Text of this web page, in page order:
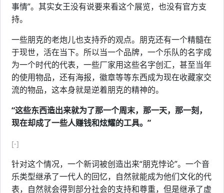
事情”。其实女王没有说要来看这个展览，也没有官方支
持。
一些朋克的老炮儿也支持乔的观点。朋克还有一个精髓在
于现世，活在当下。所以当一个品牌，一个乐队的名字成
为一个时代的代表，一些厂家用这些名字创汇，甚至当年
的使用物品，还有海报，徽章等等东西成为现在收藏家交
流的物品，这本身就是逆着朋克的精神的。
“这些东西造出来就为了那一个周末，那一天，那一刻，
现在却成了一些人赚钱和炫耀的工具。”
[-]
针对这个情况，一个新词被创造出来“朋克悖论”。一个音
乐类型继承了一代人的回忆，自然就能成为他们文化的代
表，自然就会得到部分社会的支持和尊重，但是继承了虚